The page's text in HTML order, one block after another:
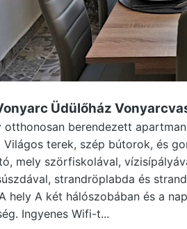
Üdülőház
otthonosan berendezett
Világos terek, szép bútorok, és
mely szörfiskolával,
strandröplabda és
hely A két hálószobában és a
Ingyenes Wifi-t...